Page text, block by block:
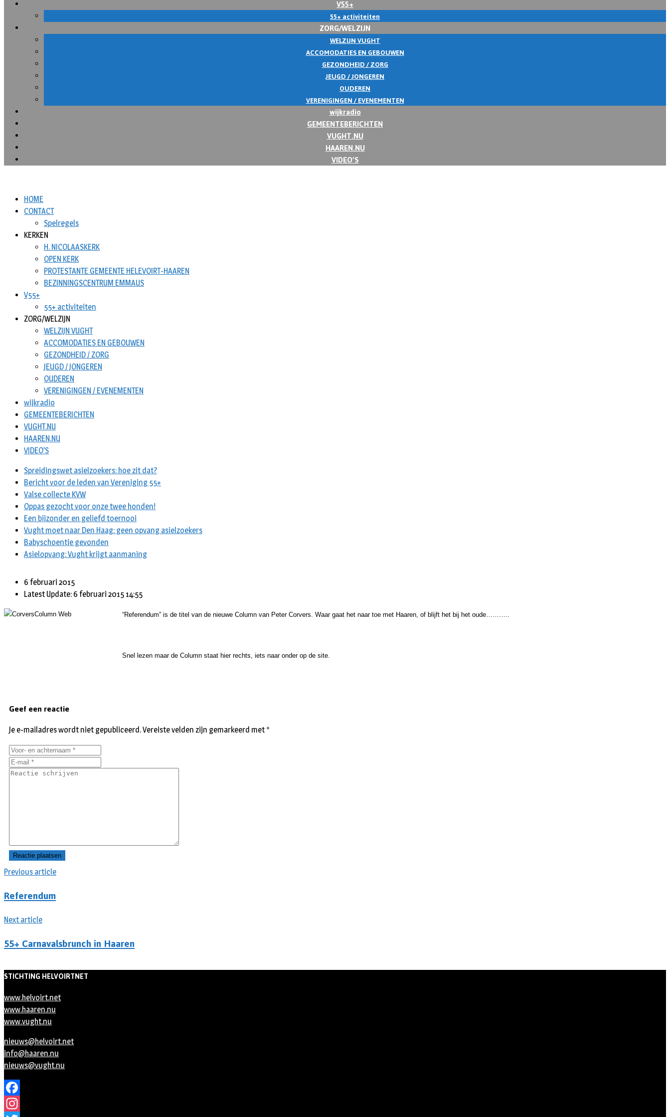
V55+
55+ activiteiten
ZORG/WELZIJN
WELZIJN VUGHT
ACCOMODATIES EN GEBOUWEN
GEZONDHEID / ZORG
JEUGD / JONGEREN
OUDEREN
VERENIGINGEN / EVENEMENTEN
wijkradio
GEMEENTEBERICHTEN
VUGHT.NU
HAAREN.NU
VIDEO’S
HOME
CONTACT
Spelregels
KERKEN
H. NICOLAASKERK
OPEN KERK
PROTESTANTE GEMEENTE HELEVOIRT-HAAREN
BEZINNINGSCENTRUM EMMAUS
V55+
55+ activiteiten
ZORG/WELZIJN
WELZIJN VUGHT
ACCOMODATIES EN GEBOUWEN
GEZONDHEID / ZORG
JEUGD / JONGEREN
OUDEREN
VERENIGINGEN / EVENEMENTEN
wijkradio
GEMEENTEBERICHTEN
VUGHT.NU
HAAREN.NU
VIDEO’S
Spreidingswet asielzoekers: hoe zit dat?
Bericht voor de leden van Vereniging 55+
Valse collecte KVW
Oppas gezocht voor onze twee honden!
Een bijzonder en geliefd toernooi
Vught moet naar Den Haag: geen opvang asielzoekers
Babyschoentje gevonden
Asielopvang: Vught krijgt aanmaning
6 februari 2015
Latest Update: 6 februari 2015 14:55
“Referendum” is de titel van de nieuwe Column van Peter Corvers. Waar gaat het naar toe met Haaren, of blijft het bij het oude………..
Snel lezen maar de Column staat hier rechts, iets naar onder op de site.
Previous article
Referendum
Next article
55+ Carnavalsbrunch in Haaren
Geef een reactie
Je e-mailadres wordt niet gepubliceerd.Vereiste velden zijn gemarkeerd met *
STICHTING HELVOIRTNET
www.helvoirt.net
www.haaren.nu
www.vught.nu
nieuws@helvoirt.net
info@haaren.nu
nieuws@vught.nu
Facebook